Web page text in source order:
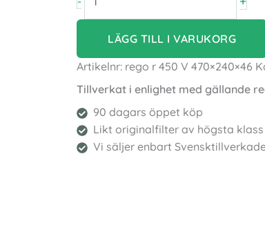
REGO
V
(F7
+
M5)
innan
LÄGG TILL I VARUKORG
Artikelnr: rego r 450 V 470×240×46
Tillverkat i enlighet med gällande
90 dagars öppet köp
Likt originalfilter av högsta klass
Vi säljer enbart